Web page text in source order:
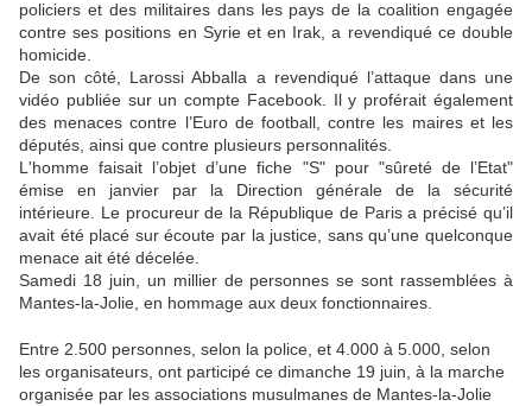
policiers et des militaires dans les pays de la coalition engagée
contre ses positions en Syrie et en Irak, a revendiqué ce double
homicide.
De son côté, Larossi Abballa a revendiqué l’attaque dans une
vidéo publiée sur un compte Facebook. Il y proférait également
des menaces contre l’Euro de football, contre les maires et les
députés, ainsi que contre plusieurs personnalités.
L'homme faisait l’objet d’une fiche "S" pour "sûreté de l’Etat"
émise en janvier par la Direction générale de la sécurité
intérieure. Le procureur de la République de Paris a précisé qu’il
avait été placé sur écoute par la justice, sans qu’une quelconque
menace ait été décelée.
Samedi 18 juin, un millier de personnes se sont rassemblées à
Mantes-la-Jolie, en hommage aux deux fonctionnaires.
Entre 2.500 personnes, selon la police, et 4.000 à 5.000, selon
les organisateurs, ont participé ce dimanche 19 juin, à la marche
organisée par les associations musulmanes de Mantes-la-Jolie